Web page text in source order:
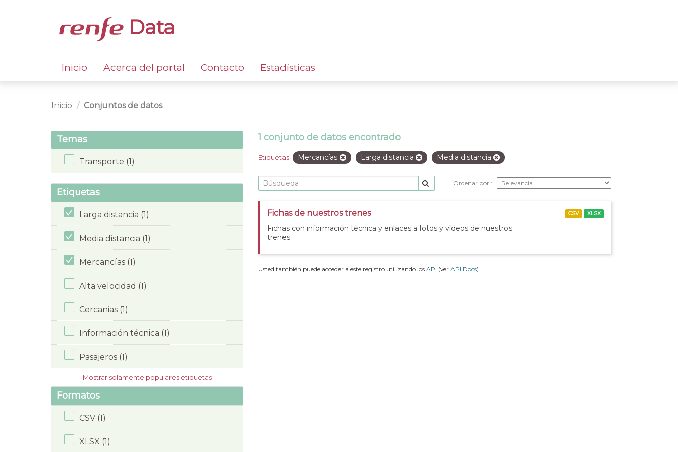
Data
Inicio Acerca del portal Contacto Estadísticas
Inicio Conjuntos de datos
Temas
Transporte (1)
Etiquetas
Larga distancia (1)
Media distancia (1)
Mercancías (1)
Alta velocidad (1)
Cercanias (1)
Información técnica (1)
Pasajeros (1)
Mostrar solamente populares etiquetas
Formatos
CSV (1)
XLSX (1)
1 conjunto de datos encontrado
Etiquetas: Mercancías Larga distancia Media distancia
Ordenar por
Fichas de nuestros trenes
Fichas con información técnica y enlaces a fotos y vídeos de nuestros
trenes
CSV XLSX
Usted también puede acceder a este registro utilizando los API (ver API Docs).